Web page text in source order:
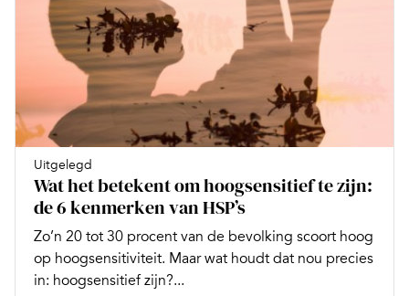
Uitgelegd
Wat het betekent om hoogsensitief te zijn:
de 6 kenmerken van HSP’s
Zo’n 20 tot 30 procent van de bevolking scoort hoog
op hoogsensitiviteit. Maar wat houdt dat nou precies
in: hoogsensitief zijn?...